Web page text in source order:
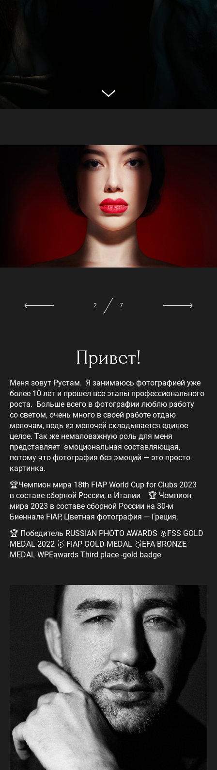
2 7
Привет!
Меня зовут Рустам. Я занимаюсь фотографией уже
более 10 лет и прошел все этапы профессионального
роста. Больше всего в фотографии люблю работу
со светом, очень много в своей работе отдаю
мелочам, ведь из мелочей складывается единое
целое. Так же немаловажную роль для меня
представляет эмоциональная составляющая,
потому что фотография без эмоций — это просто
картинка.
🏆Чемпион мира 18th FIAP World Cup for Clubs 2023
в составе сборной России, в Италии 🏆 Чемпион
мира 2023 в составе сборной России на 30-м
Биеннале FIAP, Цветная фотография — Греция,
🏆 Победитель RUSSIAN PHOTO AWARDS 🥇FSS GOLD
MEDAL 2022 🥇 FIAP GOLD MEDAL 🥉EFA BRONZE
MEDAL WPEawards Third place -gold badge